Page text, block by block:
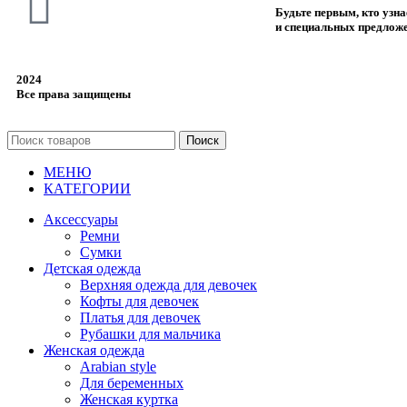
2024
Все права защищены
Будьте первым, кто
и специальных
Поиск
МЕНЮ
КАТЕГОРИИ
Аксессуары
Ремни
Сумки
Детская одежда
Верхняя одежда для девочек
Кофты для девочек
Платья для девочек
Рубашки для мальчика
Женская одежда
Arabian style
Для беременных
Женская куртка